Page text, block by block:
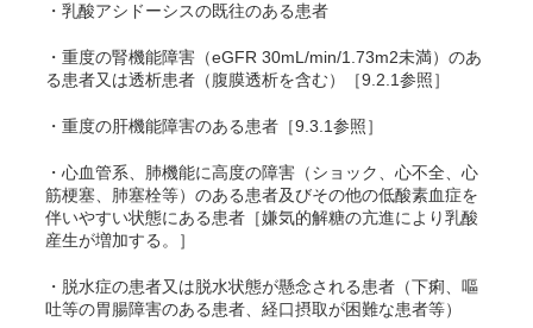
・乳酸アシドーシスの既往のある患者
・重度の腎機能障害（eGFR 30mL/min/1.73m2未満）のあ
る患者又は透析患者（腹膜透析を含む）［9.2.1参照］
・重度の肝機能障害のある患者［9.3.1参照］
・心血管系、肺機能に高度の障害（ショック、心不全、心
筋梗塞、肺塞栓等）のある患者及びその他の低酸素血症を
伴いやすい状態にある患者［嫌気的解糖の亢進により乳酸
産生が増加する。］
・脱水症の患者又は脱水状態が懸念される患者（下痢、嘔
吐等の胃腸障害のある患者、経口摂取が困難な患者等）